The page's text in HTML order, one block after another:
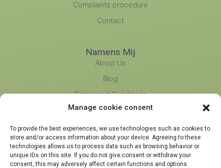
Manage cookie consent
To provide the best experiences, we use technologies such as cookies to
store and/or access information about your device. Agreeing to these
technologies allows us to process data such as browsing behavior or
unique IDs on this site. If you do not give consent or withdraw your
consent, this may adversely affect certain functions and options.
Complaints procedure
Contact
Namens Mij
About Us
Blog
Terms and Conditions
Privacy Policy
Partners